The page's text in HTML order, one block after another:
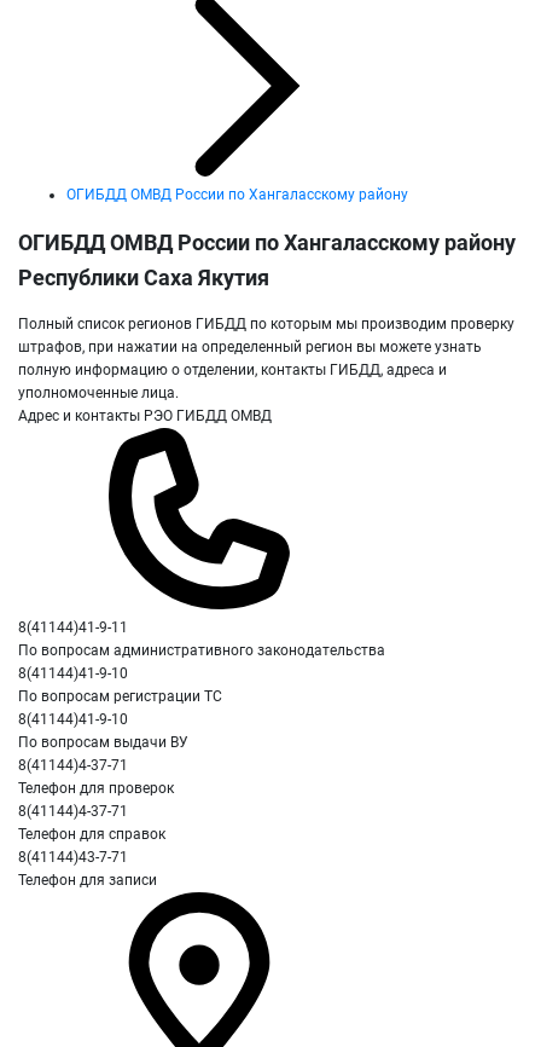
ОГИБДД ОМВД России по Хангаласскому району
ОГИБДД ОМВД России по Хангаласскому району
Республики Саха Якутия
Полный список регионов ГИБДД по которым мы производим проверку
штрафов, при нажатии на определенный регион вы можете узнать
полную информацию о отделении, контакты ГИБДД, адреса и
уполномоченные лица.
Адрес и контакты РЭО ГИБДД ОМВД
8(41144)41-9-11
По вопросам административного законодательства
8(41144)41-9-10
По вопросам регистрации ТС
8(41144)41-9-10
По вопросам выдачи ВУ
8(41144)4-37-71
Телефон для проверок
8(41144)4-37-71
Телефон для справок
8(41144)43-7-71
Телефон для записи